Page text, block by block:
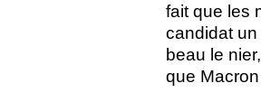
fait que les
candidat un
beau le
que